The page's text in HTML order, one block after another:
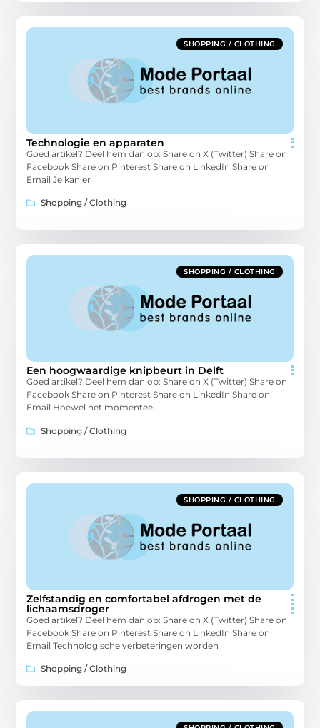
SHOPPING / CLOTHING
Technologie en apparaten
Goed artikel? Deel hem dan op: Share on X (Twitter) Share on
Facebook Share on Pinterest Share on LinkedIn Share on
Email Je kan er
Shopping / Clothing
SHOPPING / CLOTHING
Een hoogwaardige knipbeurt in Delft
Goed artikel? Deel hem dan op: Share on X (Twitter) Share on
Facebook Share on Pinterest Share on LinkedIn Share on
Email Hoewel het momenteel
Shopping / Clothing
SHOPPING / CLOTHING
Zelfstandig en comfortabel afdrogen met de
lichaamsdroger
Goed artikel? Deel hem dan op: Share on X (Twitter) Share on
Facebook Share on Pinterest Share on LinkedIn Share on
Email Technologische verbeteringen worden
Shopping / Clothing